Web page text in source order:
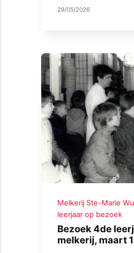
29/05/2026
Melkerij Ste-Marie
leerjaar op bezoek
Bezoek 4de
melkerij, maart